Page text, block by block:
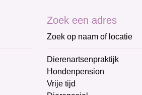
Zoek een adres
Zoek op naam of locatie
Dierenartsenpraktijk
Hondenpension
Vrije tijd